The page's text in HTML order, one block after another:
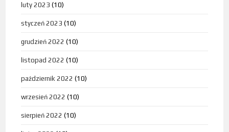
luty 2023 (10)
styczeń 2023 (10)
grudzień 2022 (10)
listopad 2022 (10)
październik 2022 (10)
wrzesień 2022 (10)
sierpień 2022 (10)